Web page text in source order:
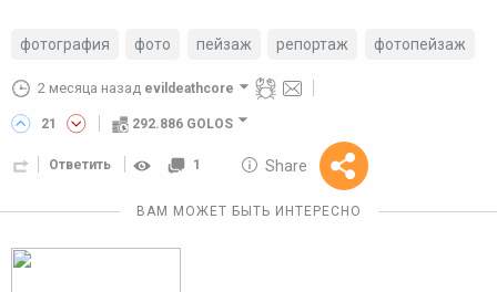
фотография фото пейзаж репортаж фотопейзаж
2 месяца назад evildeathcore
21 292.886 GOLOS
Ответить 1 Share
Reward
10 GOLOS
ВАМ МОЖЕТ БЫТЬ ИНТЕРЕСНО